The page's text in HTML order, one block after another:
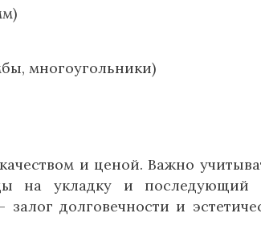
многоугольники)
и ценой. Важно
на укладку и последующий
долговечности и